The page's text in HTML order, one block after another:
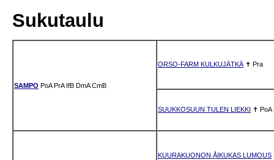
Sukutaulu
SAMPO PoA PrA IfB DmA CmB
ORSO-FARM KULKUJÄTKÄ ✝ Pra
SUUKKOSUUN TULEN LIEKKI ✝ PoA
KUURAKUONON ÅIKUKAS LUMOUS